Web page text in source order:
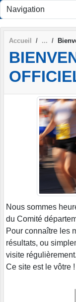
Accueil
Nous sommes
du Comité
Pour connaître les
résultats, ou
visite régulièrement.
Ce site est le vôtre !
Panneau de gestion